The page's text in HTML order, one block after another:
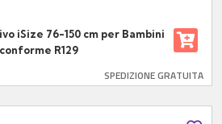
iSize 76-150 cm per Bambini
R129
SPEDIZIONE GRATUITA